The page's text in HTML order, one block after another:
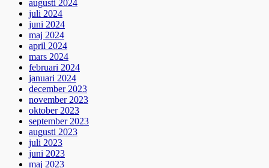
augusti 2024
juli 2024
juni 2024
maj 2024
april 2024
mars 2024
februari 2024
januari 2024
december 2023
november 2023
oktober 2023
september 2023
augusti 2023
juli 2023
juni 2023
maj 2023